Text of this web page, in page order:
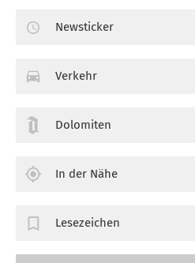
Newsticker
Verkehr
Dolomiten
In der Nähe
Lesezeichen